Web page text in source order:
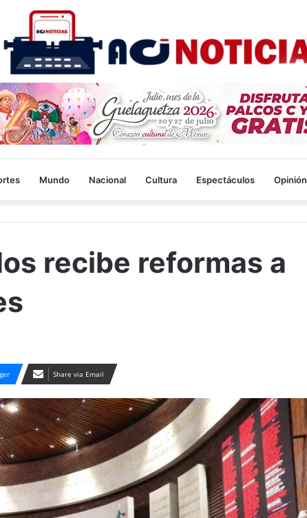
Mundo Nacional Cultura Espectáculos Opinión
recibe reformas a
Share via Email